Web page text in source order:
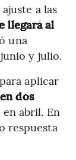
a las
llegará al
una
y julio.
aplicar
dos
abril. En
respuesta